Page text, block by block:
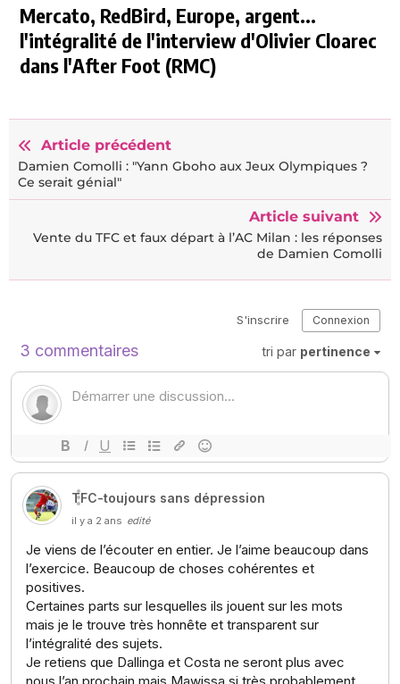
Mercato, RedBird, Europe, argent...
l'intégralité de l'interview d'Olivier Cloarec
dans l'After Foot (RMC)
Article précédent
Damien Comolli : "Yann Gboho aux Jeux Olympiques ?
Ce serait génial"
Article suivant
Vente du TFC et faux départ à l’AC Milan : les réponses
de Damien Comolli